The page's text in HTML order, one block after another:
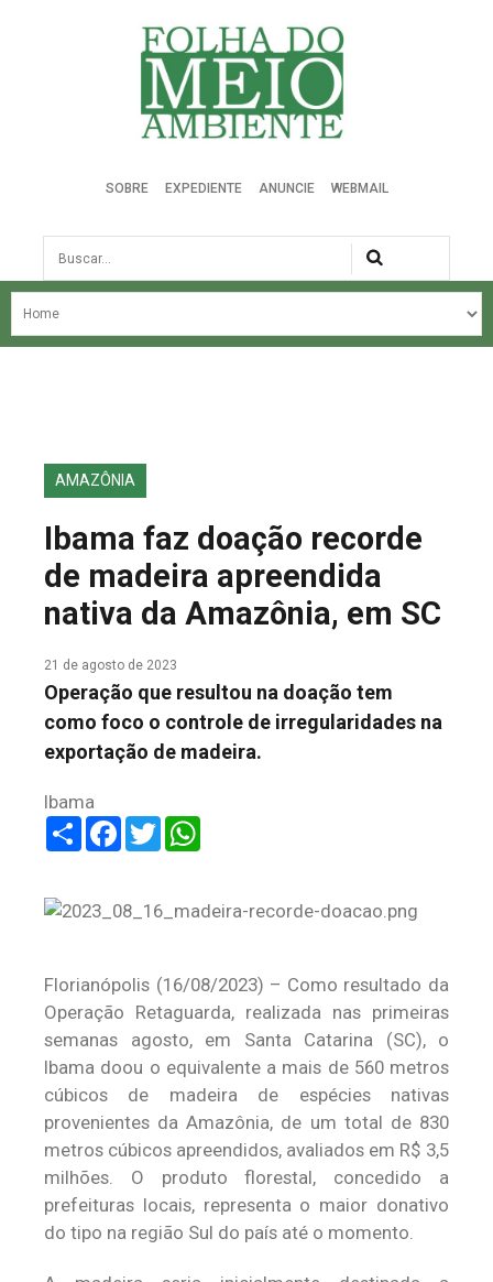
Folha do Meio Ambiente
SOBRE EXPEDIENTE ANUNCIE WEBMAIL
Busca
NOSSA HISTÓRIA
EDIÇÕES ANTERIORES
FALE CONOSCO
AMAZÔNIA
Ibama faz doação recorde
de madeira apreendida
nativa da Amazônia, em SC
21 de agosto de 2023
Operação que resultou na doação tem
como foco o controle de irregularidades na
exportação de madeira.
Ibama
ShareFacebook
Twitter
Florianópolis (16/08/2023) – Como resultado da
Operação Retaguarda, realizada nas primeiras
semanas agosto, em Santa Catarina (SC), o
Ibama doou o equivalente a mais de 560 metros
cúbicos de madeira de espécies nativas
provenientes da Amazônia, de um total de 830
metros cúbicos apreendidos, avaliados em R$ 3,5
milhões. O produto florestal, concedido a
prefeituras locais, representa o maior donativo
do tipo na região Sul do país até o momento.